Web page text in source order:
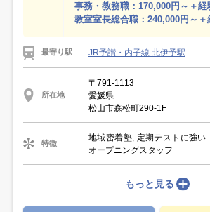
事務・教務職：170,000円～＋経
教室室長総合職：240,000円～＋
最寄り駅 JR予讃・内子線 北伊予駅
所在地
〒791-1113
愛媛県
松山市森松町290-1F
特徴
地域密着塾, 定期テストに強い
オープニングスタッフ
もっと見る